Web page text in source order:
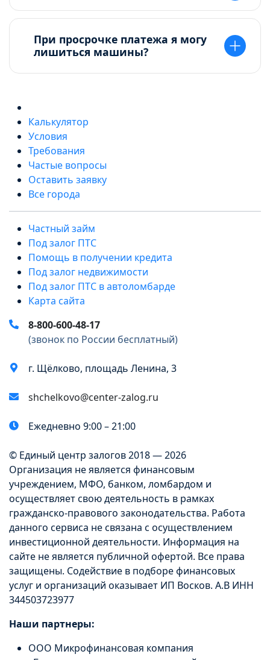
При просрочке платежа я могу
лишиться машины?
Калькулятор
Условия
Требования
Частые вопросы
Оставить заявку
Все города
Частный займ
Под залог ПТС
Помощь в получении кредита
Под залог недвижимости
Под залог ПТС в автоломбарде
Карта сайта
8-800-600-48-17
(звонок по России бесплатный)
г. Щёлково, площадь Ленина, 3
shchelkovo@center-zalog.ru
Ежедневно 9:00 – 21:00
© Единый центр залогов 2018 — 2026
Организация не является финансовым
учреждением, МФО, банком, ломбардом и
осуществляет свою деятельность в рамках
гражданско-правового законодательства. Работа
данного сервиса не связана с осуществлением
инвестиционной деятельности. Информация на
сайте не является публичной офертой. Все права
защищены. Содействие в подборе финансовых
услуг и организаций оказывает ИП Восков. А.В ИНН
344503723977
Наши партнеры:
ООО Микрофинансовая компания